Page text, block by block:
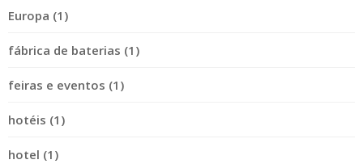
Europa (1)
fábrica de baterias (1)
feiras e eventos (1)
hotéis (1)
hotel (1)